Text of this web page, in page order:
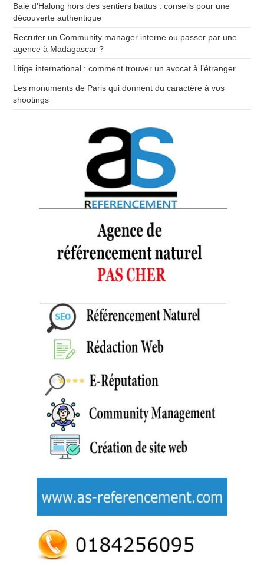
Baie d’Halong hors des sentiers battus : conseils pour une
découverte authentique
Recruter un Community manager interne ou passer par une
agence à Madagascar ?
Litige international : comment trouver un avocat à l’étranger
Les monuments de Paris qui donnent du caractère à vos
shootings